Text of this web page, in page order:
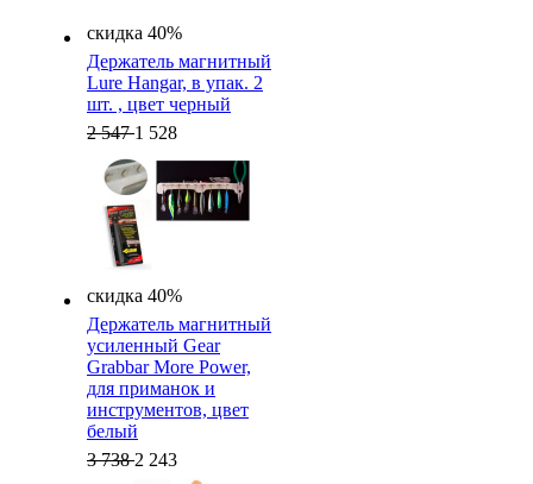
скидка 40%
Держатель магнитный
Lure Hangar, в упак. 2
шт. , цвет черный
2 5471 528
скидка 40%
Держатель магнитный
усиленный Gear
Grabbar More Power,
для приманок и
инструментов, цвет
белый
3 7382 243